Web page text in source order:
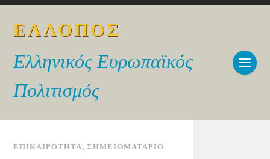
ΕΛΛΟΠΟΣ
Ελληνικός Ευρωπαϊκός
Πολιτισμός
ΕΠΙΚΑΙΡΟΤΗΤΑ,ΣΗΜΕΙΩΜΑΤΑΡΙΟ